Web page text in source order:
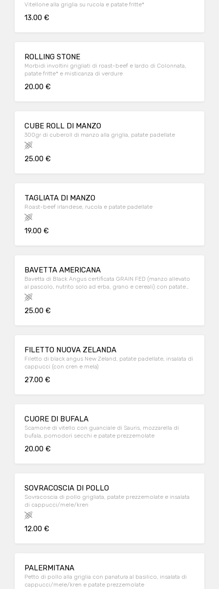
Vitellone alla griglia su rucola e patate fritte*
13.00 €
ROLLING STONE
Morbidi involtini grigliati di roast-beef e lardo di Colonnata,
patate fritte* e misticanza di verdure
20.00 €
CUBE ROLL DI MANZO
300gr di cuberoll di manzo alla griglia, patate padellate
25.00 €
TAGLIATA DI MANZO
Roast-beef irlandese, rucola e patate padellate
19.00 €
BAVETTA AMERICANA
Bavetta di Black Angus certificata GRAIN FED (manzo allevato
al pascolo, nutrito solo ad erba, grano e cereali) con patate
padellate
25.00 €
FILETTO NUOVA ZELANDA
Filetto di black angus New Zeland, patate padellate, insalata di
cappucci (con cren e mela)
27.00 €
CUORE DI BUFALA
Scamone di vitello con guanciale di Sauris, mozzarella di
bufala, pomodori secchi e patate prezzemolate
20.00 €
SOVRACOSCIA DI POLLO
Sovracoscia di pollo grigliata, patate prezzemolate e insalata
di cappucci/mele/kren
12.00 €
PALERMITANA
Petto di pollo alla griglia con panatura al basilico, insalata di
cappucci/mele/kren e patate prezzemolate